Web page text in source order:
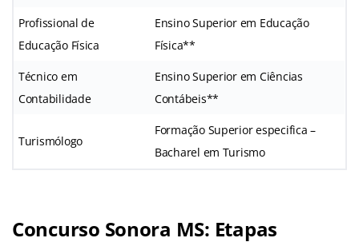
Profissional de
Educação Física
Ensino Superior em Educação
Física**
Técnico em
Contabilidade
Ensino Superior em Ciências
Contábeis**
Turismólogo
Formação Superior especifica –
Bacharel em Turismo
Concurso Sonora MS: Etapas